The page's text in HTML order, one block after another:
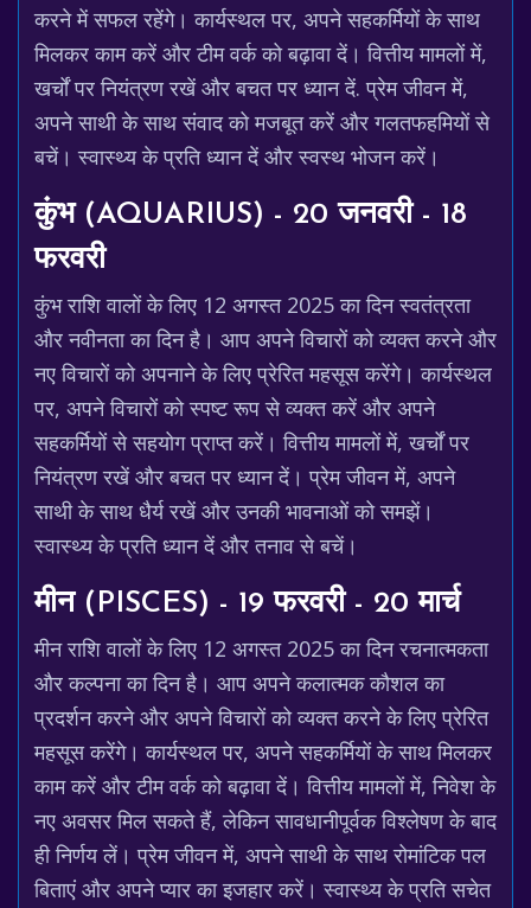
करने में सफल रहेंगे। कार्यस्थल पर, अपने सहकर्मियों के साथ
मिलकर काम करें और टीम वर्क को बढ़ावा दें। वित्तीय मामलों में,
खर्चों पर नियंत्रण रखें और बचत पर ध्यान दें. प्रेम जीवन में,
अपने साथी के साथ संवाद को मजबूत करें और गलतफहमियों से
बचें। स्वास्थ्य के प्रति ध्यान दें और स्वस्थ भोजन करें।
कुंभ (AQUARIUS) - 20 जनवरी - 18
फरवरी
कुंभ राशि वालों के लिए 12 अगस्त 2025 का दिन स्वतंत्रता
और नवीनता का दिन है। आप अपने विचारों को व्यक्त करने और
नए विचारों को अपनाने के लिए प्रेरित महसूस करेंगे। कार्यस्थल
पर, अपने विचारों को स्पष्ट रूप से व्यक्त करें और अपने
सहकर्मियों से सहयोग प्राप्त करें। वित्तीय मामलों में, खर्चों पर
नियंत्रण रखें और बचत पर ध्यान दें। प्रेम जीवन में, अपने
साथी के साथ धैर्य रखें और उनकी भावनाओं को समझें।
स्वास्थ्य के प्रति ध्यान दें और तनाव से बचें।
मीन (PISCES) - 19 फरवरी - 20 मार्च
मीन राशि वालों के लिए 12 अगस्त 2025 का दिन रचनात्मकता
और कल्पना का दिन है। आप अपने कलात्मक कौशल का
प्रदर्शन करने और अपने विचारों को व्यक्त करने के लिए प्रेरित
महसूस करेंगे। कार्यस्थल पर, अपने सहकर्मियों के साथ मिलकर
काम करें और टीम वर्क को बढ़ावा दें। वित्तीय मामलों में, निवेश के
नए अवसर मिल सकते हैं, लेकिन सावधानीपूर्वक विश्लेषण के बाद
ही निर्णय लें। प्रेम जीवन में, अपने साथी के साथ रोमांटिक पल
बिताएं और अपने प्यार का इजहार करें। स्वास्थ्य के प्रति सचेत